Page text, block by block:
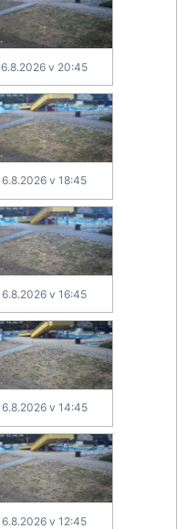
6.8.2026 v 20:45
6.8.2026 v 18:45
6.8.2026 v 16:45
6.8.2026 v 14:45
6.8.2026 v 12:45